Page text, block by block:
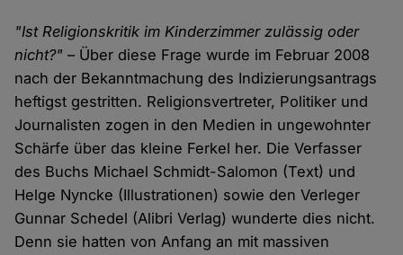
"Ist Religionskritik im Kinderzimmer zulässig oder
nicht?" – Über diese Frage wurde im Februar 2008
nach der Bekanntmachung des Indizierungsantrags
heftigst gestritten. Religionsvertreter, Politiker und
Journalisten zogen in den Medien in ungewohnter
Schärfe über das kleine Ferkel her. Die Verfasser
des Buchs Michael Schmidt-Salomon (Text) und
Helge Nyncke (Illustrationen) sowie den Verleger
Gunnar Schedel (Alibri Verlag) wunderte dies nicht.
Denn sie hatten von Anfang an mit massiven